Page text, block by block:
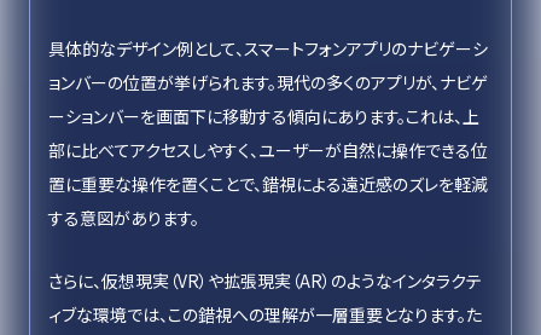
具体的なデザイン例として、スマートフォンアプリのナビゲーシ
ョンバーの位置が挙げられます。現代の多くのアプリが、ナビゲ
ーションバーを画面下に移動する傾向にあります。これは、上
部に比べてアクセスしやすく、ユーザーが自然に操作できる位
置に重要な操作を置くことで、錯視による遠近感のズレを軽減
する意図があります。
さらに、仮想現実（VR）や拡張現実（AR）のようなインタラクテ
ィブな環境では、この錯視への理解が一層重要となります。た